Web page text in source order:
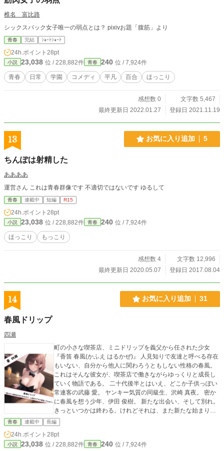
椎名 富比路
シックスパック女子唯一の弱点とは？ pixivお題「腹筋」より
青春 完結 ｼｮｰﾄｼｮｰﾄ
24h.ポイント 28pt
小説 23,038 位 / 228,882件 青春 240 位 / 7,924件
青春 日常 学園 コメディ 平凡 百合 ほっこり
感想数 0
文字数 5,467
最終更新日 2022.01.27
登録日 2021.11.19
13 お気に入り追加 5
ちんぽは射精した
ああああ
運営さん これは青春群像です 不適切ではないです ゆるして
青春 連載中 短編 R15
24h.ポイント 28pt
小説 23,038 位 / 228,882件 青春 240 位 / 7,924件
ほっこり もっこり
感想数 4
文字数 12,996
最終更新日 2020.05.07
登録日 2017.08.04
14 お気に入り追加 31
春風ドリップ
四瀬
町の小さな喫茶店、ミニドリップを義父から任された少女
『香笛 春風(かふえ はるかぜ)』 人見知りで友達と呼べる存在
もいない、自分から他人に関わろうともしない性格の春風。
これはそんな彼女が、喫茶店で働きながらゆっくりと成長し
ていく物語である。 二十代後半とはいえ、どこか子供っぽい
常連客の武藤 愛。 ヤンキー気質の同級生、沢崎 真夜。 密か
に春風を想う少年、伊田 俊樹。 新たな出会い、そして別れ。
きっといつかは終わる。けれどそれは、また新たな始まりで
もあって。 喫茶ミニドリップで紡がれる、時に笑いあり、時
に恋あり――たまに涙ありなヒューマンストーリー。 【注意
書き】 ※横読みにおいて、読みやすさを重視した結果、段落
があると読みづらくなったため皆無となっています。 お気に
青春 連載中 長編
24h.ポイント 28pt
小説 23,038 位 / 228,882件 青春 240 位 / 7,924件